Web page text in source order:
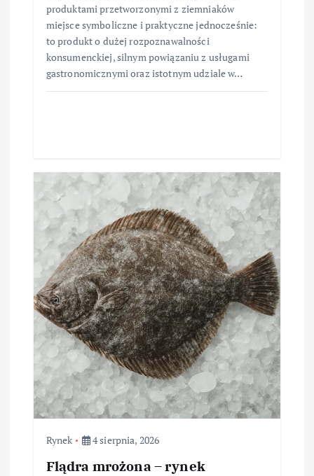
produktami przetworzonymi z ziemniaków
miejsce symboliczne i praktyczne jednocześnie:
to produkt o dużej rozpoznawalności
konsumenckiej, silnym powiązaniu z usługami
gastronomicznymi oraz istotnym udziale w…
Rynek 4 sierpnia, 2026
Flądra mrożona – rynek